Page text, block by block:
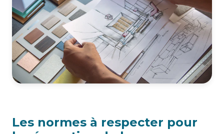
Les normes à respecter pour